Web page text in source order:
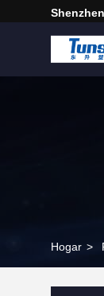
Hogar >